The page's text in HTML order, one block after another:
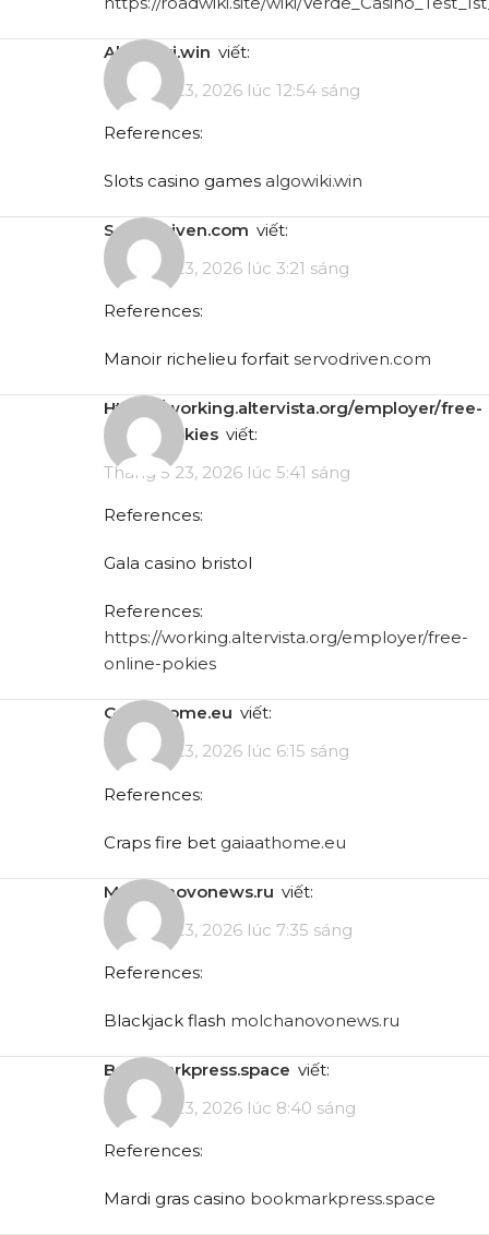
algowiki.win viết:
Tháng 5 23, 2026 lúc 12:54 sáng
References:
Slots casino games algowiki.win
servodriven.com viết:
Tháng 5 23, 2026 lúc 3:21 sáng
References:
Manoir richelieu forfait servodriven.com
https://working.altervista.org/employer/free-
online-pokies viết:
Tháng 5 23, 2026 lúc 5:41 sáng
References:
Gala casino bristol
References:
https://working.altervista.org/employer/free-
online-pokies
gaiaathome.eu viết:
Tháng 5 23, 2026 lúc 6:15 sáng
References:
Craps fire bet gaiaathome.eu
molchanovonews.ru viết:
Tháng 5 23, 2026 lúc 7:35 sáng
References:
Blackjack flash molchanovonews.ru
bookmarkpress.space viết:
Tháng 5 23, 2026 lúc 8:40 sáng
References:
Mardi gras casino bookmarkpress.space